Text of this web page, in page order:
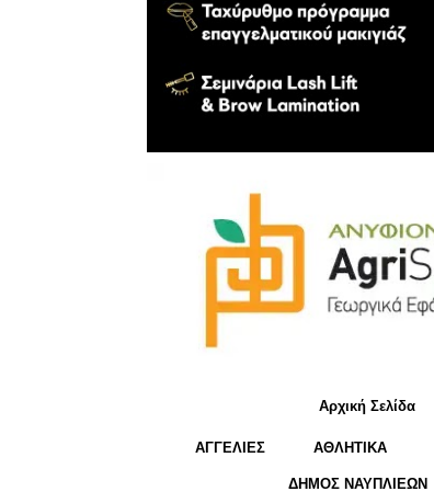
Αρχική Σελίδα
ΑΓΓΕΛΙΕΣ ΑΘΛΗΤΙΚΑ
ΔΗΜΟΣ ΝΑΥΠΛΙΕΩΝ